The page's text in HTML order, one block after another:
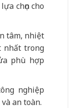
chọn cho
tâm, nhiệt
nhất trong
phù hợp
nghiệp
an toàn.